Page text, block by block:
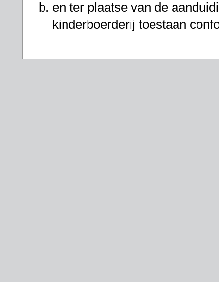
en ter plaatse van de
kinderboerderij toestaan